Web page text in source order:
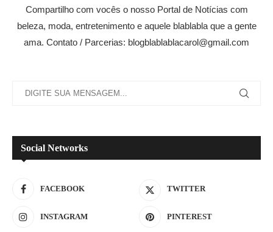
Compartilho com vocês o nosso Portal de Notícias com
beleza, moda, entretenimento e aquele blablabla que a gente
ama. Contato / Parcerias: blogblablablacarol@gmail.com
Social Networks
FACEBOOK TWITTER
INSTAGRAM PINTEREST